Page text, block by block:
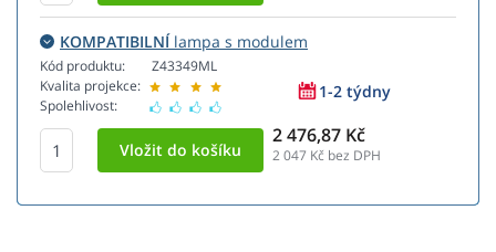
KOMPATIBILNÍlampa s modulem
Kód produktu:
Kvalita projekce:
Spolehlivost:
Z43349ML
1-2 týdny
2 476,87 Kč
2 047 Kč bez DPH